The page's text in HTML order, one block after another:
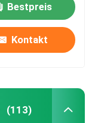
Bestpreis
Kontakt
(113)